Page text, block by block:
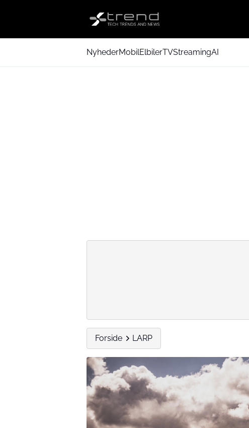
NyhederMobilElbilerTVStreamingAI
Forside LARP